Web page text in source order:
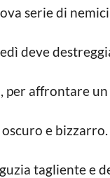
serie di
deve
per affrontare
e
tagliente e